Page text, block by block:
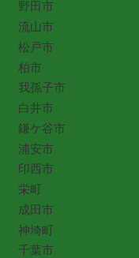
野田市
流山市
松戸市
柏市
我孫子市
白井市
鎌ケ谷市
浦安市
印西市
栄町
成田市
神埼町
千葉市